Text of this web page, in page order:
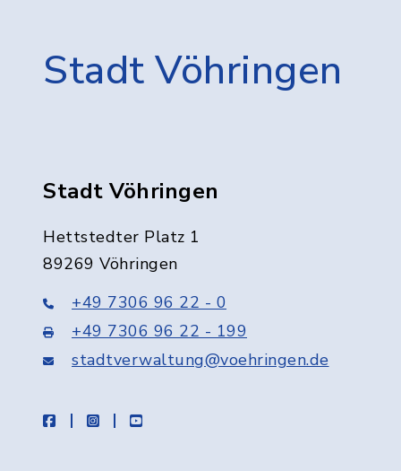
Stadt Vöhringen
Stadt Vöhringen
Hettstedter Platz 1
89269 Vöhringen
+49 7306 96 22 - 0
+49 7306 96 22 - 199
stadtverwaltung@voehringen.de
facebookinstagramyoutube